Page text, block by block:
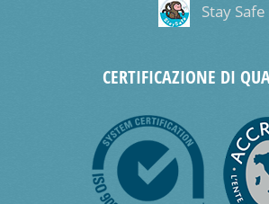
Stay Safe
CERTIFICAZIONE DI